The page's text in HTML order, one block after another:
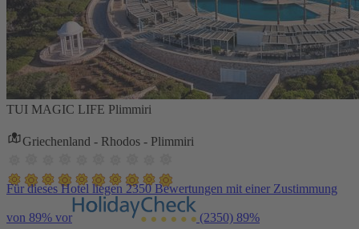
TUI MAGIC LIFE Plimmiri
Griechenland - Rhodos - Plimmiri
Für dieses Hotel liegen 2350 Bewertungen mit einer Zustimmung
von 89% vor (2350) 89%